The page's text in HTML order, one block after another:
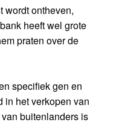
wordt ontheven,
heeft wel grote
praten over de
specifiek gen en
in het verkopen van
buitenlanders is